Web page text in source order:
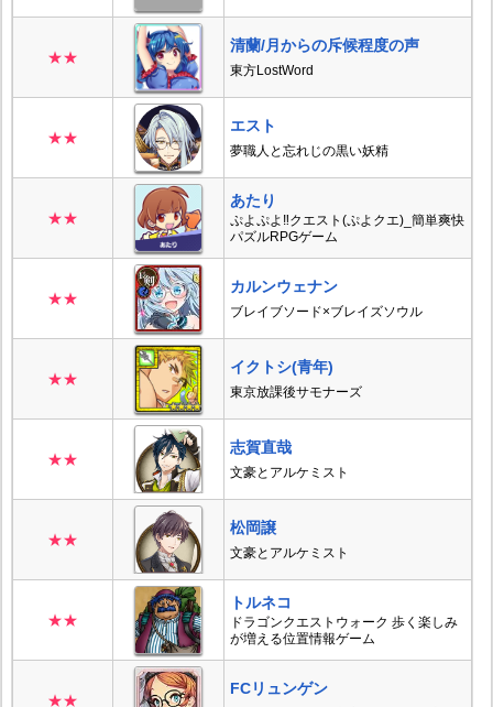
★★
清蘭/月からの斥候程度の声
東方LostWord
★★
エスト
夢職人と忘れじの黒い妖精
★★
あたり
ぷよぷよ‼クエスト(ぷよクエ)_簡単爽快
パズルRPGゲーム
★★
カルンウェナン
ブレイブソード×ブレイズソウル
★★
イクトシ(青年)
東京放課後サモナーズ
★★
志賀直哉
文豪とアルケミスト
★★
松岡譲
文豪とアルケミスト
★★
トルネコ
ドラゴンクエストウォーク 歩く楽しみ
が増える位置情報ゲーム
★★
FCリュンゲン